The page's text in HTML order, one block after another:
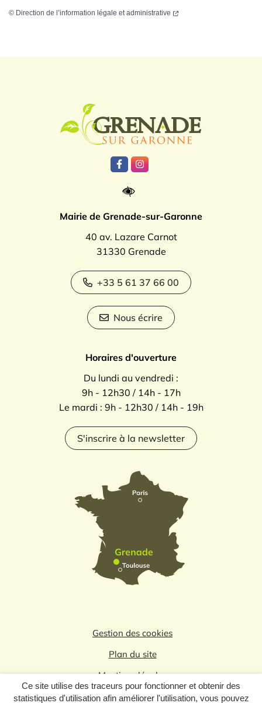
Ce site utilise des traceurs pour fonctionner et obtenir des
statistiques d'utilisation afin améliorer l'utilisation, vous pouvez
© Direction de l’information légale et administrative
Lien vers le compte Facebook
Lien vers le compte
Mairie de Grenade-sur-Garonne
40 av. Lazare Carnot
31330 Grenade
+33 5 61 37 66 00
Nous écrire
Horaires d'ouverture
Du lundi au vendredi :
9h - 12h30 / 14h - 17h
Le mardi : 9h - 12h30 / 14h - 19h
S'inscrire à la newsletter
Gestion des cookies
Plan du site
Mentions légales
Politique de confidentialité